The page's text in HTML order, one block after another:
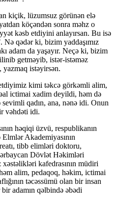
kiçik, lüzumsuz görünən elə
köçəndən sonra məhz o
kəsb etdiyini anlayırsan. Bu isə
Nə qədər ki, bizim yaddaşımız
adam da yaşayır. Ne­çə ki, bizim
getməyib, istər-istəməz
yazmaq istəyirsən.
kimi təkcə görkəmli alim,
icti­mai xadim deyildi, həm də
qadın, ana, nə­nə idi. Onun
vəhdəti idi.
həqiqi üzvü, respublikanın
Akademiyasının
tibb elimləri dok­to­ru,
Dövlət Həkimləri
kafedrasının müdiri
alim, pedaqoq, həkim, ictimai
tə­cəs­­­sümü olan bir insan
adamın qəlbində əbə­di